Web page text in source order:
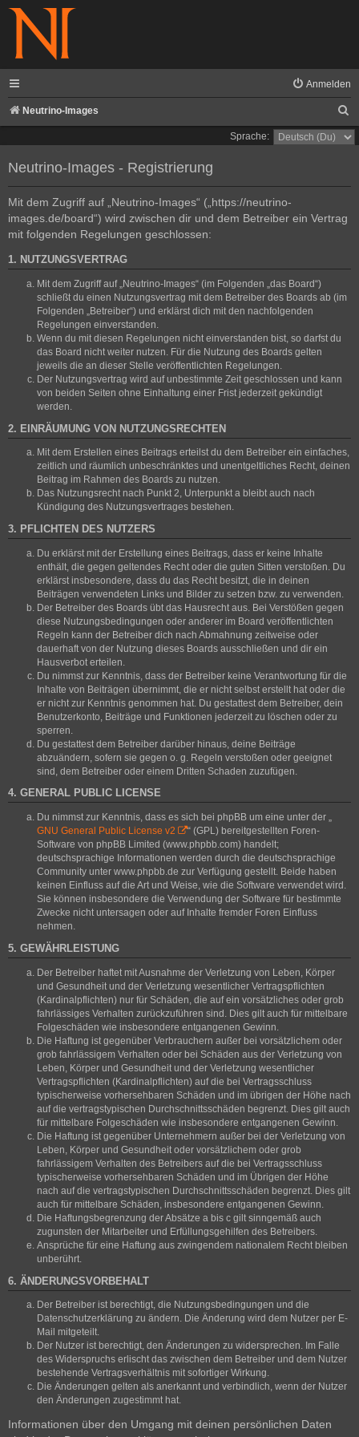
Anmelden
Neutrino-Images
u
Sprache:
Neutrino-Images - Registrierung
Mit dem Zugriff auf „Neutrino-Images“ („https://neutrino-
images.de/board“) wird zwischen dir und dem Betreiber ein Vertrag
mit folgenden Regelungen geschlossen:
1. NUTZUNGSVERTRAG
Mit dem Zugriff auf „Neutrino-Images“ (im Folgenden „das Board“)
schließt du einen Nutzungsvertrag mit dem Betreiber des Boards ab (im
Folgenden „Betreiber“) und erklärst dich mit den nachfolgenden
Regelungen einverstanden.
Wenn du mit diesen Regelungen nicht einverstanden bist, so darfst du
das Board nicht weiter nutzen. Für die Nutzung des Boards gelten
jeweils die an dieser Stelle veröffentlichten Regelungen.
Der Nutzungsvertrag wird auf unbestimmte Zeit geschlossen und kann
von beiden Seiten ohne Einhaltung einer Frist jederzeit gekündigt
werden.
2. EINRÄUMUNG VON NUTZUNGSRECHTEN
Mit dem Erstellen eines Beitrags erteilst du dem Betreiber ein einfaches,
zeitlich und räumlich unbeschränktes und unentgeltliches Recht, deinen
Beitrag im Rahmen des Boards zu nutzen.
Das Nutzungsrecht nach Punkt 2, Unterpunkt a bleibt auch nach
Kündigung des Nutzungsvertrages bestehen.
3. PFLICHTEN DES NUTZERS
Du erklärst mit der Erstellung eines Beitrags, dass er keine Inhalte
enthält, die gegen geltendes Recht oder die guten Sitten verstoßen. Du
erklärst insbesondere, dass du das Recht besitzt, die in deinen
Beiträgen verwendeten Links und Bilder zu setzen bzw. zu verwenden.
Der Betreiber des Boards übt das Hausrecht aus. Bei Verstößen gegen
diese Nutzungsbedingungen oder anderer im Board veröffentlichten
Regeln kann der Betreiber dich nach Abmahnung zeitweise oder
dauerhaft von der Nutzung dieses Boards ausschließen und dir ein
Hausverbot erteilen.
Du nimmst zur Kenntnis, dass der Betreiber keine Verantwortung für die
Inhalte von Beiträgen übernimmt, die er nicht selbst erstellt hat oder die
er nicht zur Kenntnis genommen hat. Du gestattest dem Betreiber, dein
Benutzerkonto, Beiträge und Funktionen jederzeit zu löschen oder zu
sperren.
Du gestattest dem Betreiber darüber hinaus, deine Beiträge
abzuändern, sofern sie gegen o. g. Regeln verstoßen oder geeignet
sind, dem Betreiber oder einem Dritten Schaden zuzufügen.
4. GENERAL PUBLIC LICENSE
Du nimmst zur Kenntnis, dass es sich bei phpBB um eine unter der „
GNU General Public License v2
“ (GPL) bereitgestellten Foren-
Software von phpBB Limited (www.phpbb.com) handelt;
deutschsprachige Informationen werden durch die deutschsprachige
Community unter www.phpbb.de zur Verfügung gestellt. Beide haben
keinen Einfluss auf die Art und Weise, wie die Software verwendet wird.
Sie können insbesondere die Verwendung der Software für bestimmte
Zwecke nicht untersagen oder auf Inhalte fremder Foren Einfluss
nehmen.
5. GEWÄHRLEISTUNG
Der Betreiber haftet mit Ausnahme der Verletzung von Leben, Körper
und Gesundheit und der Verletzung wesentlicher Vertragspflichten
(Kardinalpflichten) nur für Schäden, die auf ein vorsätzliches oder grob
fahrlässiges Verhalten zurückzuführen sind. Dies gilt auch für mittelbare
Folgeschäden wie insbesondere entgangenen Gewinn.
Die Haftung ist gegenüber Verbrauchern außer bei vorsätzlichem oder
grob fahrlässigem Verhalten oder bei Schäden aus der Verletzung von
Leben, Körper und Gesundheit und der Verletzung wesentlicher
Vertragspflichten (Kardinalpflichten) auf die bei Vertragsschluss
typischerweise vorhersehbaren Schäden und im übrigen der Höhe nach
auf die vertragstypischen Durchschnittsschäden begrenzt. Dies gilt auch
für mittelbare Folgeschäden wie insbesondere entgangenen Gewinn.
Die Haftung ist gegenüber Unternehmern außer bei der Verletzung von
Leben, Körper und Gesundheit oder vorsätzlichem oder grob
fahrlässigem Verhalten des Betreibers auf die bei Vertragsschluss
typischerweise vorhersehbaren Schäden und im Übrigen der Höhe
nach auf die vertragstypischen Durchschnittsschäden begrenzt. Dies gilt
auch für mittelbare Schäden, insbesondere entgangenen Gewinn.
Die Haftungsbegrenzung der Absätze a bis c gilt sinngemäß auch
zugunsten der Mitarbeiter und Erfüllungsgehilfen des Betreibers.
Ansprüche für eine Haftung aus zwingendem nationalem Recht bleiben
unberührt.
6. ÄNDERUNGSVORBEHALT
Der Betreiber ist berechtigt, die Nutzungsbedingungen und die
Datenschutzerklärung zu ändern. Die Änderung wird dem Nutzer per E-
Mail mitgeteilt.
Der Nutzer ist berechtigt, den Änderungen zu widersprechen. Im Falle
des Widerspruchs erlischt das zwischen dem Betreiber und dem Nutzer
bestehende Vertragsverhältnis mit sofortiger Wirkung.
Die Änderungen gelten als anerkannt und verbindlich, wenn der Nutzer
den Änderungen zugestimmt hat.
Informationen über den Umgang mit deinen persönlichen Daten